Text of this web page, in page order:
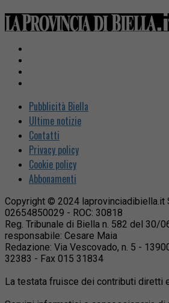
Pubblicità Biella
Ultime notizie
Contatti
Privacy policy
Cookie policy
Abbonamenti
Copyright © 2024 laprovinciadibiella.it
02654850029 - ROC: 30818
Reg. Tribunale di Biella n. 582 del 30/
responsabile: Cesare Maia
Redazione: Via Vescovado, n. 5 -
32383 - Fax 015 31834
La testata fruisce dei contributi diretti